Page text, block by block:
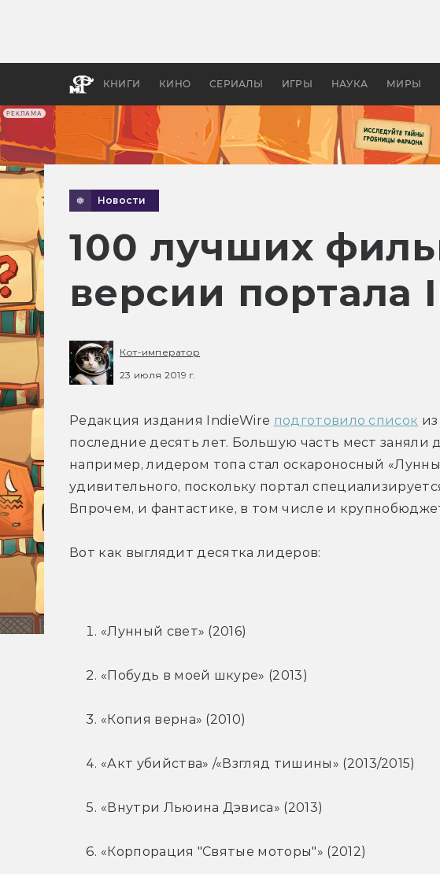
РЕКЛАМА
КНИГИ КИНО СЕРИАЛЫ ИГРЫ НАУКА МИРЫ
апокалипсис, в
Новости
100 лучших
версии портала
Кот-император
23 июля 2019 г.
Редакция издания IndieWire подготовило список
последние десять лет. Большую часть мест
например, лидером топа стал оскароносный
удивительного, поскольку портал
Впрочем, и фантастике, в том числе и
Вот как выглядит десятка лидеров:
«Лунный свет» (2016)
«Побудь в моей шкуре» (2013)
«Копия верна» (2010)
«Акт убийства» /«Взгляд тишины» (2013/2015)
«Внутри Льюина Дэвиса» (2013)
«Корпорация "Святые моторы"» (2012)